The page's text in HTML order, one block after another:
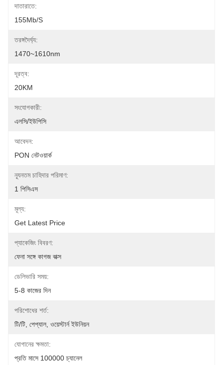
দাতারাতে:
155Mb/s
তরঙ্গদৈর্ঘ্য:
1470~1610nm
দূরত্ব:
20KM
সংযোগকারী:
এলসি/ইউপিসি
আবেদন:
PON নেটওয়ার্ক
ন্যূনতম চাহিদার পরিমাণ:
1 পিসিএস
মূল্য:
Get Latest Price
প্যাকেজিং বিবরণ:
ফেনা সঙ্গে কাগজ বাক্স
ডেলিভারি সময়:
5-8 কাজের দিন
পরিশোধের শর্ত:
টি/টি, পেপ্যাল, ওয়েস্টার্ন ইউনিয়ন
যোগানের ক্ষমতা:
প্রতি মাসে 100000 চ্যানেল